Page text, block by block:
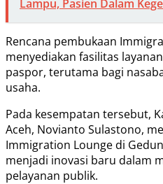
Lampu, Pasien Dalam
Rencana pembukaan
menyediakan fasilitas
paspor, terutama bagi
usaha.
Pada kesempatan tersebut,
Aceh, Novianto Sulastono,
Immigration Lounge di
menjadi inovasi baru dalam
pelayanan publik.